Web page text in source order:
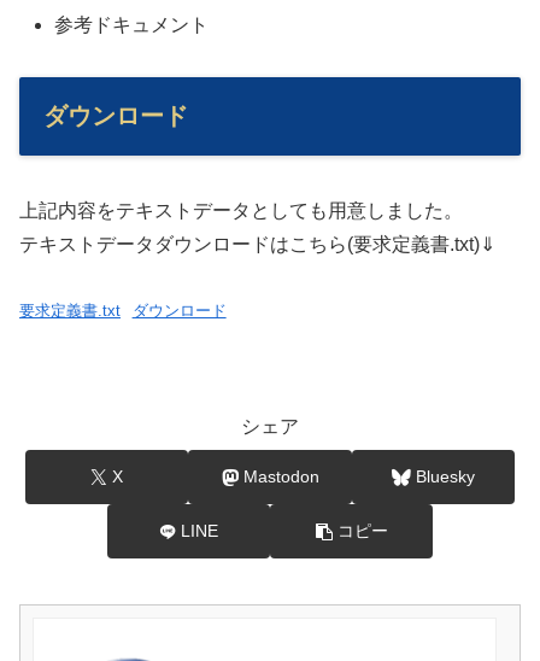
参考ドキュメント
ダウンロード
上記内容をテキストデータとしても用意しました。
テキストデータダウンロードはこちら(要求定義書.txt)⇓
要求定義書.txt ダウンロード
シェア
X Mastodon Bluesky
LINE コピー